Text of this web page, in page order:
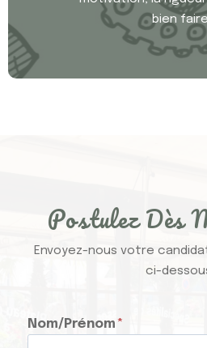
bien
Postulez Dès
Envoyez-nous votre
ci-
Nom/Prénom*